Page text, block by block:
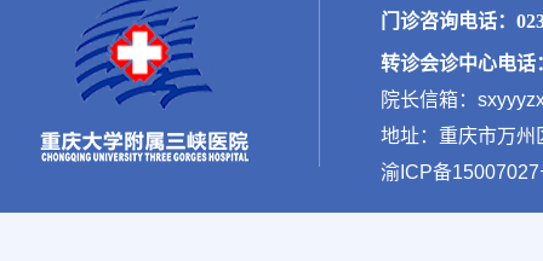
门诊咨询电话：
转诊会诊中心电话
院长信箱：
地址：重庆市万州
渝ICP备15007027